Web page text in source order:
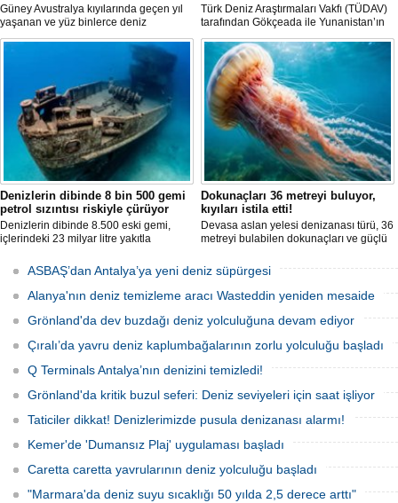
Güney Avustralya kıyılarında geçen yıl
yaşanan ve yüz binlerce deniz
canlısının ölümüne yol açan çevre
felaketinin arkasındaki yosun türü
incelendi. Araştırmacılar, söz konusu
mikroalgin bugüne kadar incelenen
türler arasında en zehirli örnek
olduğunu ortaya çıkardı.
Türk Deniz Araştırmaları Vakfı (TÜDAV)
tarafından Gökçeada ile Yunanistan’ın
Semadirek Adası arasında yürütülen
araştırmada, Türkiye kara sularında 70
ila 120 metre derinlikte ve 2
kilometreden fazla uzunlukta, Ege
Denizi’ndeki en büyük mercan ormanı
keşfedildi.
Denizlerin dibinde 8 bin 500 gemi
petrol sızıntısı riskiyle çürüyor
Denizlerin dibinde 8.500 eski gemi,
içlerindeki 23 milyar litre yakıtla
enkazlardan olası petrol sızıntılarının
deniz ekosistemleri için büyük bir tehdit
oluşturduğunu belirtiyor.
Dokunaçları 36 metreyi buluyor,
kıyıları istila etti!
Devasa aslan yelesi denizanası türü, 36
metreyi bulabilen dokunaçları ve güçlü
akıntıların bu olağan dışı yoğunluğa
neden olduğunu belirtiyor.
ASBAŞ’dan Antalya’ya yeni deniz süpürgesi
Alanya'nın deniz temizleme aracı Wasteddin yeniden mesaide
Grönland'da dev buzdağı deniz yolculuğuna devam ediyor
Çıralı’da yavru deniz kaplumbağalarının zorlu yolculuğu başladı
Q Terminals Antalya’nın denizini temizledi!
Grönland'da kritik buzul seferi: Deniz seviyeleri için saat işliyor
Taticiler dikkat! Denizlerimizde pusula denizanası alarmı!
Kemer'de 'Dumansız Plaj' uygulaması başladı
Caretta caretta yavrularının deniz yolculuğu başladı
"Marmara'da deniz suyu sıcaklığı 50 yılda 2,5 derece arttı"